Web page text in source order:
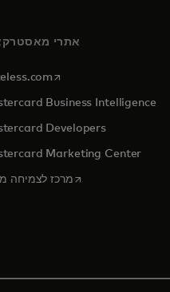
אתרי
opens in a new tab
Business Intelligence
Developers
Marketing Center
מרכז לצמיחהopens in a new tab